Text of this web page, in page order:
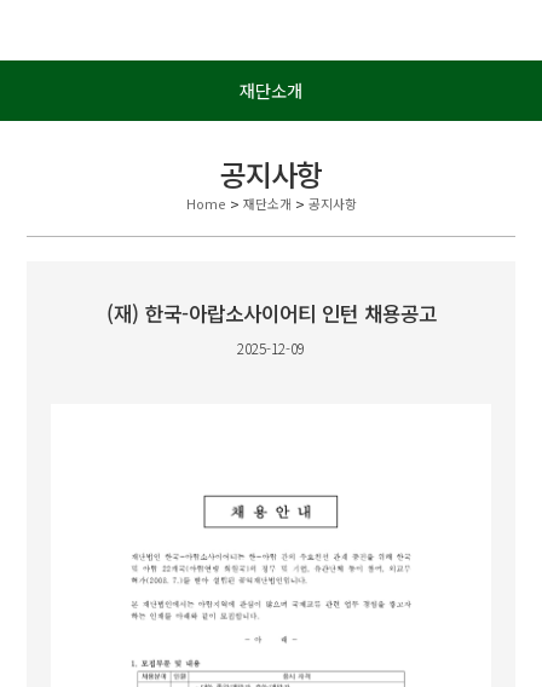
재단소개
공지사항
Home > 재단소개 > 공지사항
(재) 한국-아랍소사이어티 인턴 채용공고
2025-12-09